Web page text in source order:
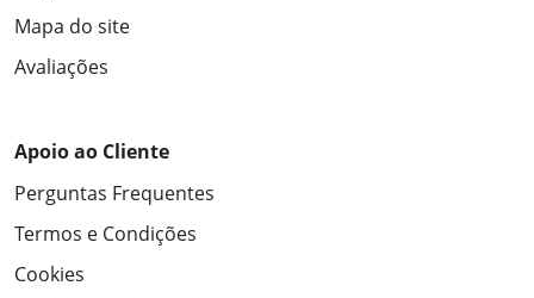
Mapa do site
Avaliações
Apoio ao Cliente
Perguntas Frequentes
Termos e Condições
Cookies